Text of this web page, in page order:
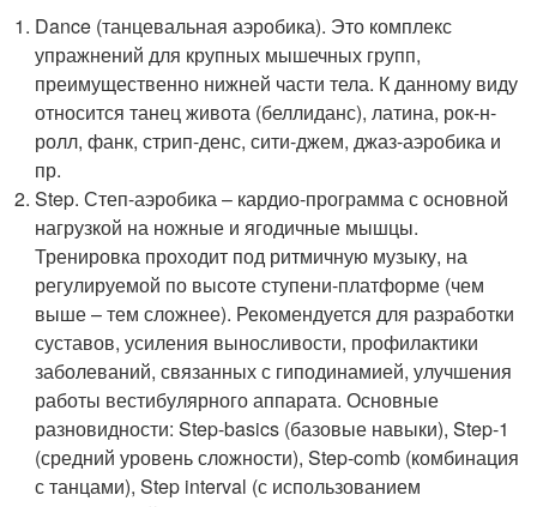
Dance (танцевальная аэробика). Это комплекс
упражнений для крупных мышечных групп,
преимущественно нижней части тела. К данному виду
относится танец живота (беллиданс), латина, рок-н-
ролл, фанк, стрип-денс, сити-джем, джаз-аэробика и
пр.
Step. Степ-аэробика – кардио-программа с основной
нагрузкой на ножные и ягодичные мышцы.
Тренировка проходит под ритмичную музыку, на
регулируемой по высоте ступени-платформе (чем
выше – тем сложнее). Рекомендуется для разработки
суставов, усиления выносливости, профилактики
заболеваний, связанных с гиподинамией, улучшения
работы вестибулярного аппарата. Основные
разновидности: Step-basics (базовые навыки), Step-1
(средний уровень сложности), Step-comb (комбинация
с танцами), Step interval (с использованием